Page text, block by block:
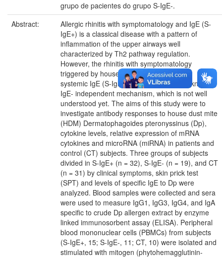
grupo de pacientes do grupo S-IgE-.
Abstract:
Allergic rhinitis with symptomatology and IgE (S-
IgE+) is a classical disease with a pattern of
inflammation of the upper airways well
characterized by Th2 pathway regulation.
However, the rhinitis with symptomatology
triggered by house dust exposure and no
systemic IgE (S-IgE-) is involved by an unknown
IgE- independent mechanism, which is not well
understood yet. The aims of this study were to
investigate antibody responses to house dust mite
(HDM) Dermatophagoides pteronyssinus (Dp),
cytokine levels, relative expression of mRNA
cytokines and microRNA (miRNA) in patients and
control (CT) subjects. Three groups of subjects
divided in S-IgE+ (n = 32), S-IgE- (n = 19), and CT
(n = 31) by clinical symptoms, skin prick test
(SPT) and levels of specific IgE to Dp were
analyzed. Blood samples were collected and sera
were used to measure IgG1, IgG3, IgG4, and IgA
specific to crude Dp allergen extract by enzyme
linked immunosorbent assay (ELISA). Peripheral
blood mononuclear cells (PBMCs) from subjects
(S-IgE+, 15; S-IgE-, 11; CT, 10) were isolated and
stimulated with mitogen (phytohemagglutinin-